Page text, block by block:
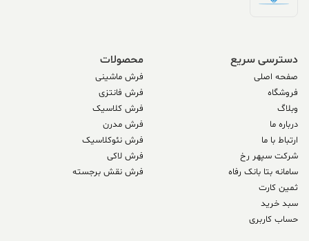
دسترسی سریع
صفحه اصلی
فروشگاه
وبلاگ
درباره ما
ارتباط با ما
شرکت سپهر رخ
سامانه بتا بانک رفاه
ثمین کارت
سبد خرید
حساب کاربری
محصولات
فرش ماشینی
فرش فانتزی
فرش کلاسیک
فرش مدرن
فرش نئوکلاسیک
فرش لاکی
فرش نقش برجسته